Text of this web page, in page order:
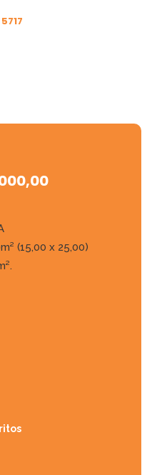
5717
(15,00 x 25,00)